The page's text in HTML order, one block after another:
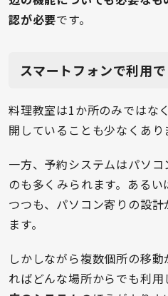
認が必要です。
スマートフォンで利用
料理教室は1か所のみではな
開していることも少なくあり
一方、予約システムはパソ
のも多くみられます。ある
つつも、パソコン寄りの設
ます。
しかしながら複数個所の移
ればどんな場所からでも利用